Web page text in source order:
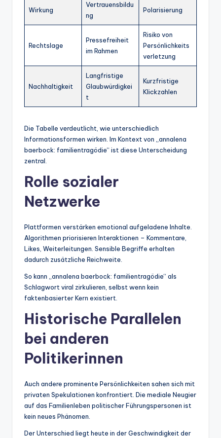
Wirkung
Vertrauensbildu
ng
Polarisierung
Rechtslage
Pressefreiheit
im Rahmen
Risiko von
Persönlichkeits
verletzung
Nachhaltigkeit
Langfristige
Glaubwürdigkei
t
Kurzfristige
Klickzahlen
Die Tabelle verdeutlicht, wie unterschiedlich
Informationsformen wirken. Im Kontext von „annalena
baerbock: familientragödie“ ist diese Unterscheidung
zentral.
Rolle sozialer
Netzwerke
Plattformen verstärken emotional aufgeladene Inhalte.
Algorithmen priorisieren Interaktionen – Kommentare,
Likes, Weiterleitungen. Sensible Begriffe erhalten
dadurch zusätzliche Reichweite.
So kann „annalena baerbock: familientragödie“ als
Schlagwort viral zirkulieren, selbst wenn kein
faktenbasierter Kern existiert.
Historische Parallelen
bei anderen
Politikerinnen
Auch andere prominente Persönlichkeiten sahen sich mit
privaten Spekulationen konfrontiert. Die mediale Neugier
auf das Familienleben politischer Führungspersonen ist
kein neues Phänomen.
Der Unterschied liegt heute in der Geschwindigkeit der